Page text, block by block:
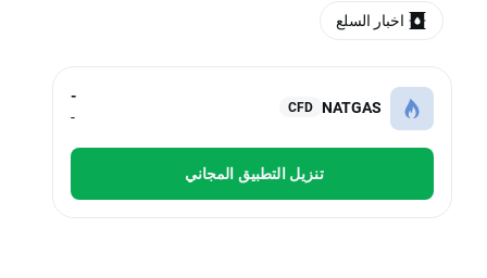
NATGAS
CFD
-
-
تنزيل التطبيق المجاني
اخبار السلع